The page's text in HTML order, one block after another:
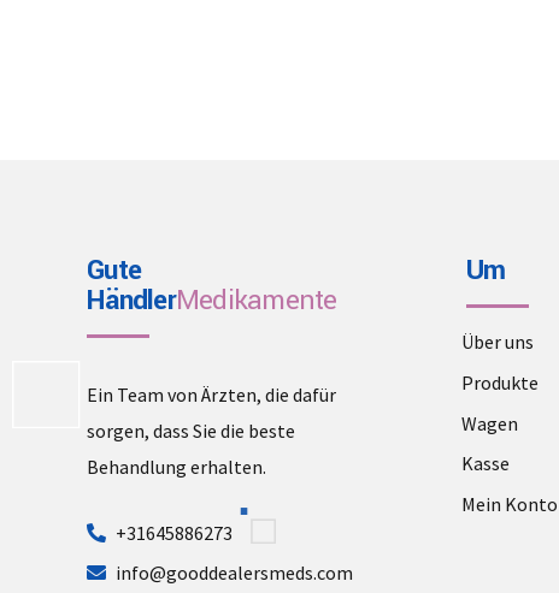
Gute
HändlerMedikamente
Ein Team von Ärzten, die dafür
sorgen, dass Sie die beste
Behandlung erhalten.
+31645886273
info@gooddealersmeds.com
Um
Über uns
Produkte
Wagen
Kasse
Mein Konto